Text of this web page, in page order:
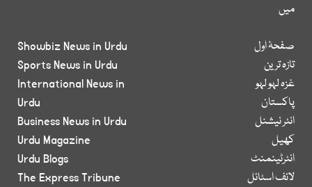
میں
صفحۂ اول
تازہ ترین
غزہ لہو لہو
پاکستان
انٹر نیشنل
کھیل
انٹرٹینمنٹ
لائف اسٹائل
Showbiz News in Urdu
Sports News in Urdu
International News in
Urdu
Business News in Urdu
Urdu Magazine
Urdu Blogs
The Express Tribune